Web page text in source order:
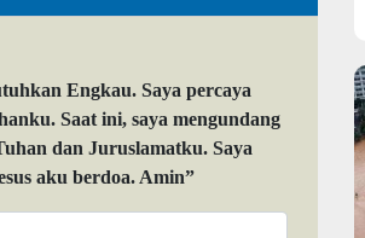
Engkau. Saya percaya
Saat ini, saya mengundang
dan Juruslamatku. Saya
aku berdoa. Amin”